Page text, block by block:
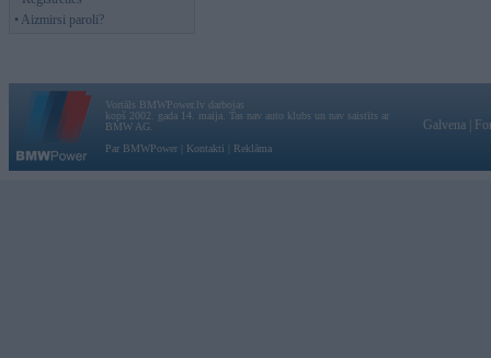
• Aizmirsi paroli?
Vortāls BMWPower.lv darbojas
kopš 2002. gada 14. maija. Tas nav auto klubs un nav saistīts ar
BMW AG.
Par BMWPower
Kontakti Reklāma
Galvena